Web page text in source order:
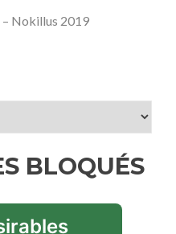
Nokillus 2019
BLOQUÉS